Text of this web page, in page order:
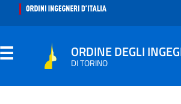
ORDINE DEGLI
DI TORINO